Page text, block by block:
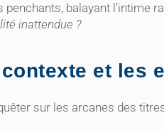
penchants, balayant l’intime
inattendue ?
et les
sur les arcanes des